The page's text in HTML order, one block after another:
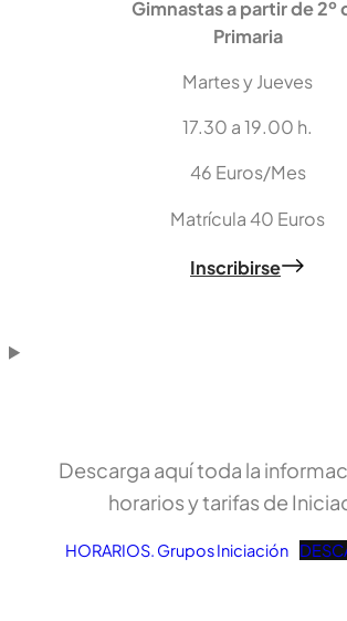
Gimnastas a partir de 2º
Primaria
Martes y Jueves
17.30 a 19.00 h.
46 Euros/Mes
Matrícula 40 Euros
Inscribirse
Descarga aquí toda la
horarios y tarifas de
HORARIOS. Grupos Iniciación